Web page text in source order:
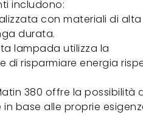
includono:
con materiali di alta
durata.
lampada utilizza la
di risparmiare energia
380 offre la possibilità
base alle proprie